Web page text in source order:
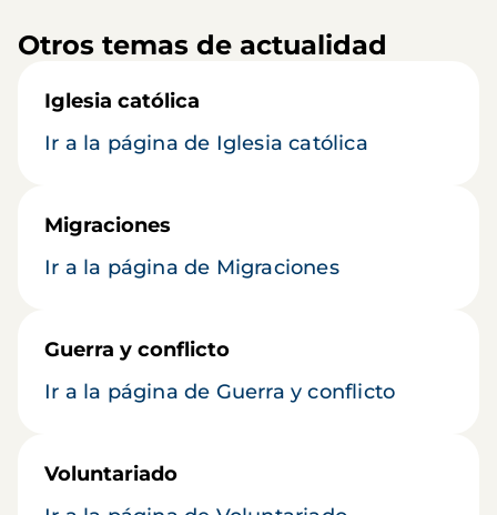
Otros temas de actualidad
Iglesia católica
Ir a la página de Iglesia católica
Migraciones
Ir a la página de Migraciones
Guerra y conflicto
Ir a la página de Guerra y conflicto
Voluntariado